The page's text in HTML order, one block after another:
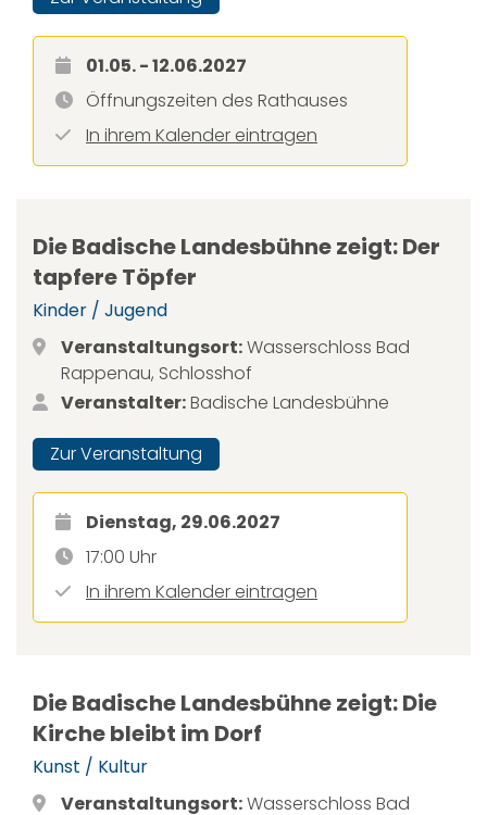
01.05. - 12.06.2027
Öffnungszeiten des Rathauses
In ihrem Kalender eintragen
Die Badische Landesbühne zeigt: Der
tapfere Töpfer
Kinder / Jugend
Veranstaltungsort:Wasserschloss Bad
Rappenau, Schlosshof
Veranstalter:Badische Landesbühne
Zur Veranstaltung
Dienstag, 29.06.2027
17:00 Uhr
In ihrem Kalender eintragen
Die Badische Landesbühne zeigt: Die
Kirche bleibt im Dorf
Kunst / Kultur
Veranstaltungsort:Wasserschloss Bad